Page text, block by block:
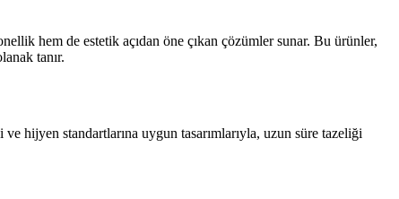
hem de estetik açıdan öne çıkan çözümler sunar. Bu ürünler,
tanır.
hijyen standartlarına uygun tasarımlarıyla, uzun süre tazeliği